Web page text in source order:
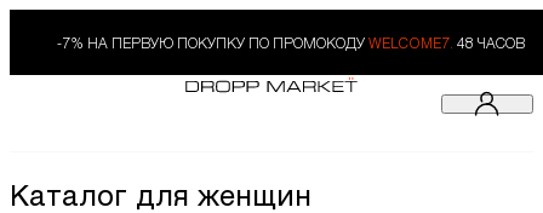
-7% НА ПЕРВУЮ ПОКУПКУ ПО ПРОМОКОДУ WELCOME7. 48 ЧАСОВ
Каталог для женщин